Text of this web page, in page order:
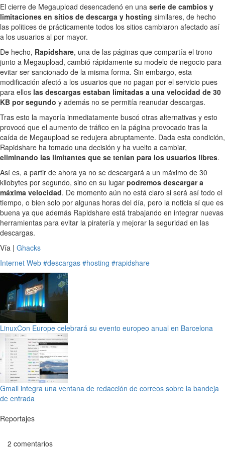
El cierre de Megaupload desencadenó en una serie de cambios y
limitaciones en sitios de descarga y hosting similares, de hecho
las politices de prácticamente todos los sitios cambiaron afectado así
a los usuarios al por mayor.
De hecho, Rapidshare, una de las páginas que compartía el trono
junto a Megaupload, cambió rápidamente su modelo de negocio para
evitar ser sancionado de la misma forma. Sin embargo, esta
modificación afectó a los usuarios que no pagan por el servicio pues
para ellos las descargas estaban limitadas a una velocidad de 30
KB por segundo y además no se permitía reanudar descargas.
Tras esto la mayoría inmediatamente buscó otras alternativas y esto
provocó que el aumento de tráfico en la página provocado tras la
caída de Megaupload se redujera abruptamente. Dada esta condición,
Rapidshare ha tomado una decisión y ha vuelto a cambiar,
eliminando las limitantes que se tenían para los usuarios libres.
Así es, a partir de ahora ya no se descargará a un máximo de 30
kilobytes por segundo, sino en su lugar podremos descargar a
máxima velocidad. De momento aún no está claro si será así todo el
tiempo, o bien solo por algunas horas del día, pero la noticia sí que es
buena ya que además Rapidshare está trabajando en integrar nuevas
herramientas para evitar la piratería y mejorar la seguridad en las
descargas.
Vía | Ghacks
Internet Web #descargas #hosting #rapidshare
LinuxCon Europe celebrará su evento europeo anual en Barcelona
Gmail integra una ventana de redacción de correos sobre la bandeja
de entrada
Reportajes
2 comentarios